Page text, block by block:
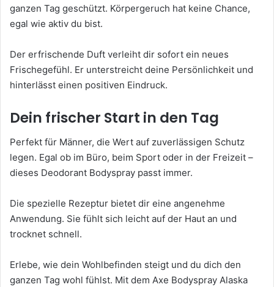
ganzen Tag geschützt. Körpergeruch hat keine Chance,
egal wie aktiv du bist.
Der erfrischende Duft verleiht dir sofort ein neues
Frischegefühl. Er unterstreicht deine Persönlichkeit und
hinterlässt einen positiven Eindruck.
Dein frischer Start in den Tag
Perfekt für Männer, die Wert auf zuverlässigen Schutz
legen. Egal ob im Büro, beim Sport oder in der Freizeit –
dieses Deodorant Bodyspray passt immer.
Die spezielle Rezeptur bietet dir eine angenehme
Anwendung. Sie fühlt sich leicht auf der Haut an und
trocknet schnell.
Erlebe, wie dein Wohlbefinden steigt und du dich den
ganzen Tag wohl fühlst. Mit dem Axe Bodyspray Alaska